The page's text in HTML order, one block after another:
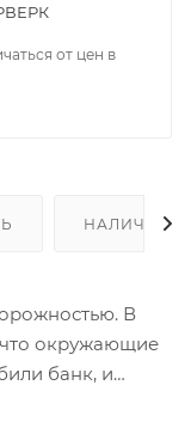
от цен в
НАЛИЧИЕ
В
окружающие
банк, и